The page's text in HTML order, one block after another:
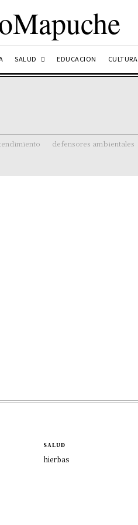
SALUD EDUCACION CULTURA
defensores ambientales
SALUD
hierbas